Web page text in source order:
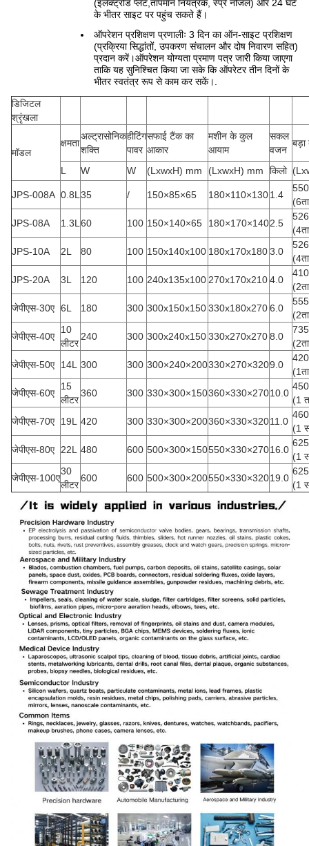
(इलेक्ट्रोड प्लेट,तापमान नियंत्रक, स्प्रे नोजल) और 24 घंटे
के भीतर साइट पर पहुंच सकते हैं।
ऑपरेशन प्रशिक्षण प्रणालीः 3 दिन का ऑन-साइट प्रशिक्षण
(प्रक्रिया सिद्धांतों, उपकरण संचालन और दोष निवारण सहित)
प्रदान करें।ऑपरेशन योग्यता प्रमाण पत्र जारी किया जाएगा
ताकि यह सुनिश्चित किया जा सके कि ऑपरेटर तीन दिनों के
भीतर स्वतंत्र रूप से काम कर सकें।.
डिजिटल
श्रृंखला
मॉडल
क्षमता
अल्ट्रासोनिक
शक्ति
हीटिंग
पावर
सफाई टैंक का
आकार
मशीन के कुल
आयाम
सकल
वजन
बड़ा
L W W (LxwxH) mm (LxwxH) mm किलो
JPS-008A 0.8L 35 / 150×85×65 180×110×1301.4
JPS-08A
1.3L 60 100 150×140×65 180×170×1402.5
JPS-10A
2L 80 100 150x140x100 180x170x1803.0
JPS-20A
3L 120 100 240x135x100 270x170x2104.0
जेपीएस-30ए 6L 180 300 300x150x150330x180x2706.0
जेपीएस-40ए
10
लीटर
240 300 300x240x150330x270x2708.0
जेपीएस-50ए
14L 300 300 300×240×200330×270×3209.0
जेपीएस-60ए
15
लीटर
360 300 330×300×150360×330×27010.0
(1
जेपीएस-70ए
19L 420 300 330×300×200360×330×32011.0
(1
जेपीएस-80ए
22L 480 600 500×300×150550×330×27016.0
(1
जेपीएस-100ए
30
लीटर
600 600 500×300×200550×330×32019.0
(1